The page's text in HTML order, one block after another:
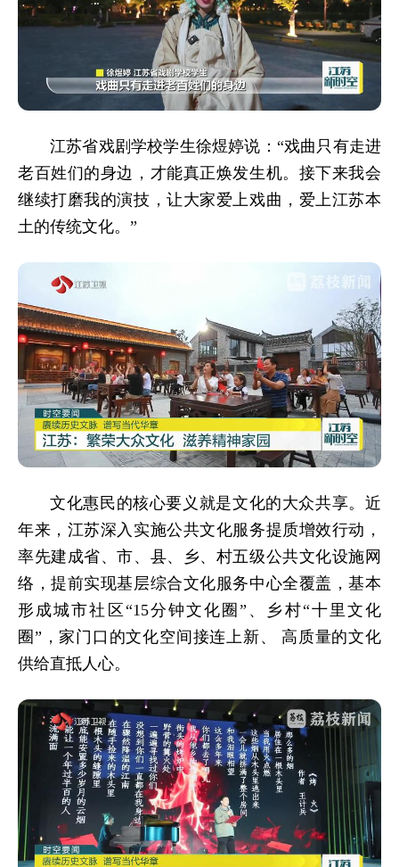
江苏省戏剧学校学生徐煜婷说：“戏曲只有走进
老百姓们的身边，才能真正焕发生机。接下来我会
继续打磨我的演技，让大家爱上戏曲，爱上江苏本
土的传统文化。”
文化惠民的核心要义就是文化的大众共享。近
年来，江苏深入实施公共文化服务提质增效行动，
率先建成省、市、县、乡、村五级公共文化设施网
络，提前实现基层综合文化服务中心全覆盖，基本
形成城市社区“15分钟文化圈”、乡村“十里文化
圈”，家门口的文化空间接连上新、 高质量的文化
供给直抵人心。